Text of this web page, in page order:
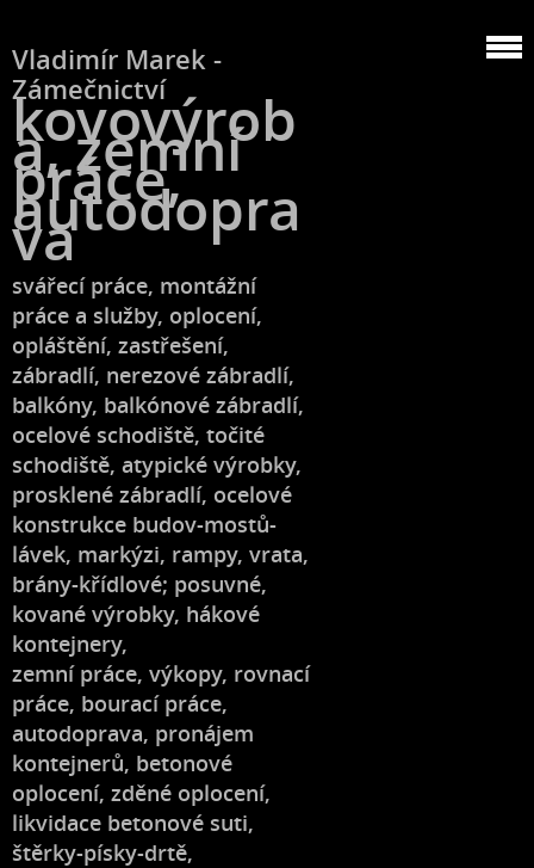
Vladimír Marek -
Zámečnictví
kovovýrob
a, zemní
práce,
autodopra
va
svářecí práce, montážní
práce a služby, oplocení,
opláštění, zastřešení,
zábradlí, nerezové zábradlí,
balkóny, balkónové zábradlí,
ocelové schodiště, točité
schodiště, atypické výrobky,
prosklené zábradlí, ocelové
konstrukce budov-mostů-
lávek, markýzi, rampy, vrata,
brány-křídlové; posuvné,
kované výrobky, hákové
kontejnery,
zemní práce, výkopy, rovnací
práce, bourací práce,
autodoprava, pronájem
kontejnerů, betonové
oplocení, zděné oplocení,
likvidace betonové suti,
štěrky-písky-drtě,